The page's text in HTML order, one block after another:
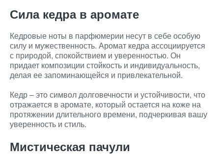
Сила кедра в аромате
Кедровые ноты в парфюмерии несут в себе особую
силу и мужественность. Аромат кедра ассоциируется
с природой, спокойствием и уверенностью. Он
придает композиции стойкость и индивидуальность,
делая ее запоминающейся и привлекательной.
Кедр – это символ долговечности и устойчивости, что
отражается в аромате, который остается на коже на
протяжении длительного времени, подчеркивая вашу
уверенность и стиль.
Мистическая пачули